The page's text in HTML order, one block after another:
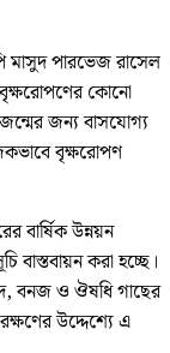
মাসুদ পারভেজ রাসেল
কোনো
জন্য বাসযোগ্য
বৃক্ষরোপণ
বার্ষিক উন্নয়ন
বাস্তবায়ন করা হচ্ছে।
বনজ ও ঔষধি গাছের
উদ্দেশ্যে এ